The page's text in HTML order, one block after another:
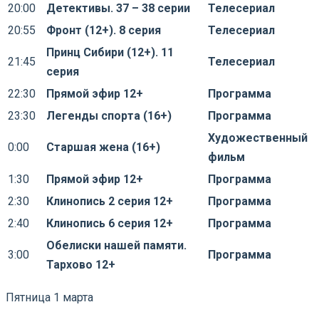
20:00
Детективы. 37 – 38 серии
Телесериал
20:55
Фронт (12+). 8 серия Телесериал
21:45
Принц Сибири (12+). 11
серия
Телесериал
22:30 Прямой эфир 12+
Программа
23:30
Легенды спорта (16+) Программа
0:00 Старшая жена (16+)
Художественный
фильм
1:30
Прямой эфир 12+
Программа
2:30
Клинопись 2 серия 12+
Программа
2:40
Клинопись 6 серия 12+ Программа
3:00
Обелиски нашей памяти.
Тархово 12+
Программа
Пятница 1 марта